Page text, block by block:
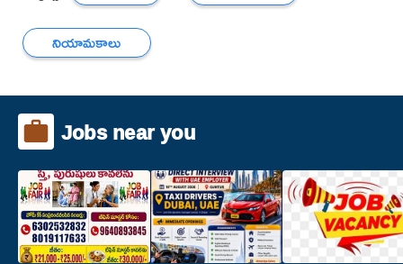
నియామకాలు
Jobs near you